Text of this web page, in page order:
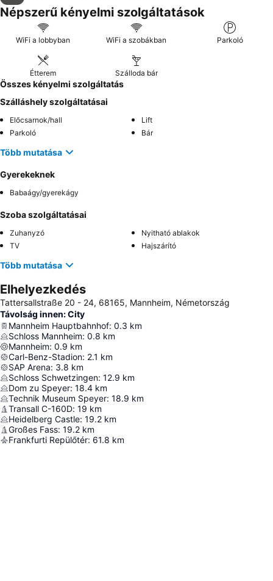
Népszerű kényelmi szolgáltatások
WiFi a lobbyban WiFi a szobákban Parkoló
Étterem Szálloda bár
Összes kényelmi szolgáltatás
Szálláshely szolgáltatásai
Előcsarnok/hall
Lift
Parkoló
Bár
Több mutatása
Gyerekeknek
Babaágy/gyerekágy
Szoba szolgáltatásai
Zuhanyzó
Nyitható ablakok
TV
Hajszárító
Több mutatása
Elhelyezkedés
Tattersallstraße 20 - 24, 68165, Mannheim, Németország
Távolság innen: City
Mannheim Hauptbahnhof: 0.3 km
Schloss Mannheim: 0.8 km
Mannheim: 0.9 km
Carl-Benz-Stadion: 2.1 km
SAP Arena: 3.8 km
Schloss Schwetzingen: 12.9 km
Dom zu Speyer: 18.4 km
Technik Museum Speyer: 18.9 km
Transall C-160D: 19 km
Heidelberg Castle: 19.2 km
Großes Fass: 19.2 km
Frankfurti Repülőtér: 61.8 km